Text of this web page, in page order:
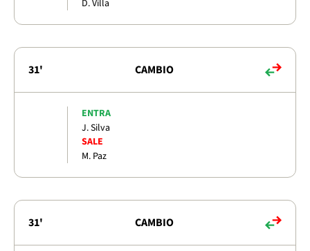
D. Villa
31' CAMBIO
ENTRA
J. Silva
SALE
M. Paz
31' CAMBIO